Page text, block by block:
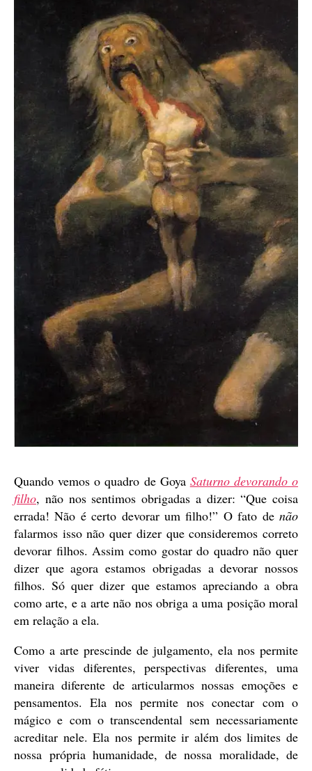
Quando vemos o quadro de Goya Saturno devorando o
filho, não nos sentimos obrigadas a dizer: “Que coisa
errada! Não é certo devorar um filho!” O fato de não
falarmos isso não quer dizer que consideremos correto
devorar filhos. Assim como gostar do quadro não quer
dizer que agora estamos obrigadas a devorar nossos
filhos. Só quer dizer que estamos apreciando a obra
como arte, e a arte não nos obriga a uma posição moral
em relação a ela.
Como a arte prescinde de julgamento, ela nos permite
viver vidas diferentes, perspectivas diferentes, uma
maneira diferente de articularmos nossas emoções e
pensamentos. Ela nos permite nos conectar com o
mágico e com o transcendental sem necessariamente
acreditar nele. Ela nos permite ir além dos limites de
nossa própria humanidade, de nossa moralidade, de